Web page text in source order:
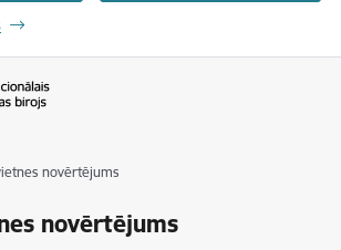
novērtējums
novērtējums